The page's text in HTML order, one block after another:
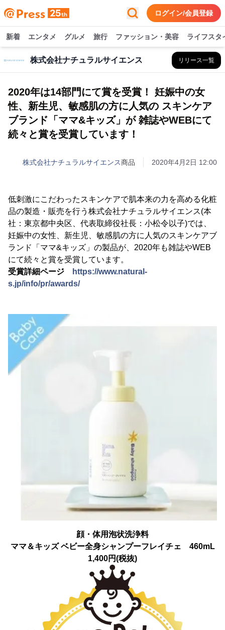
ログイン/会員登録
新着 エンタメ グルメ 旅行 ファッション・美容 ライフスタ
株式会社ナチュラルサイエンス リリース一覧
2020年は14部門にて賞を受賞！ 妊娠中の女
性、新生児、敏感肌の方に人気の スキンケア
ブランド「ママ&キッズ」が 雑誌やWEBにて
続々と賞を受賞しています！
株式会社ナチュラルサイエンス商品 2020年4月2日 12:00
低刺激にこだわったスキンケアで肌本来の力を高める化粧
品の製造・販売を行う株式会社ナチュラルサイエンス(本
社：東京都中央区、代表取締役社長：小松令以子)では、
妊娠中の女性、新生児、敏感肌の方に人気のスキンケアブ
ランド「ママ&キッズ」の製品が、2020年も雑誌やWEB
にて続々と賞を受賞しています。
受賞詳細ページ
https://www.natural-
s.jp/info/pr/awards/
顔・体用泡状洗浄料
ママ＆キッズ ベビー全身シャンプーフレイチェ 460mL
1,400円(税抜)